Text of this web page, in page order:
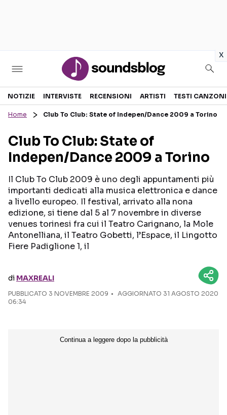
x
Sezioni
RECENSIONI MUSICALI
INTERVISTE
GOSSIP E CURIOSITÀ
TESTI CANZONI
TOUR ED EVENTI
TALENT SHOW
Seguici sui social
NOTIZIE INTERVISTE RECENSIONI ARTISTI TESTI CANZONI
Home Club To Club: State of Indepen/Dance 2009 a Torino
Club To Club: State of
Indepen/Dance 2009 a Torino
Il Club To Club 2009 è uno degli appuntamenti più
importanti dedicati alla musica elettronica e dance
a livello europeo. Il festival, arrivato alla nona
edizione, si tiene dal 5 al 7 novembre in diverse
venues torinesi fra cui il Teatro Carignano, la Mole
Antonelliana, il Teatro Gobetti, l’Espace, il Lingotto
Fiere Padiglione 1, il
di MAXREALI
PUBBLICATO 3 NOVEMBRE 2009
AGGIORNATO 31 AGOSTO 2020
06:34